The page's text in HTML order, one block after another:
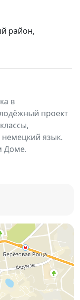
район,
в
проект
немецкий язык.
Доме.
для
61-65
где